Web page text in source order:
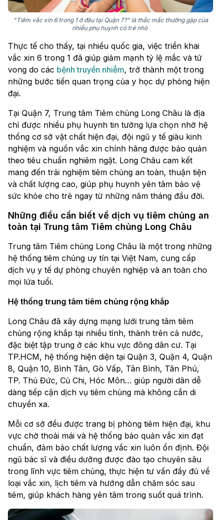
"Tiêm vắc xin 6 trong 1 ở đâu tại Quận 7?" là thắc mắc thường gặp của
nhiều phụ huynh có trẻ nhỏ
Thực tế cho thấy, tại nhiều quốc gia, việc triển khai
vắc xin 6 trong 1 đã giúp giảm mạnh tỷ lệ mắc và tử
vong do các bệnh truyền nhiễm, trở thành một trong
những bước tiến quan trọng của y học dự phòng hiện
đại.
Tại Quận 7, Trung tâm Tiêm chủng Long Châu là địa
chỉ được nhiều phụ huynh tin tưởng lựa chọn nhờ hệ
thống cơ sở vật chất hiện đại, đội ngũ y tế giàu kinh
nghiệm và nguồn vắc xin chính hãng được bảo quản
theo tiêu chuẩn nghiêm ngặt. Long Châu cam kết
mang đến trải nghiệm tiêm chủng an toàn, thuận tiện
và chất lượng cao, giúp phụ huynh yên tâm bảo vệ
sức khỏe cho trẻ ngay từ những năm tháng đầu đời.
Những điều cần biết về dịch vụ tiêm chủng an
toàn tại Trung tâm Tiêm chủng Long Châu
Trung tâm Tiêm chủng Long Châu là một trong những
hệ thống tiêm chủng uy tín tại Việt Nam, cung cấp
dịch vụ y tế dự phòng chuyên nghiệp và an toàn cho
mọi lứa tuổi.
Hệ thống trung tâm tiêm chủng rộng khắp
Long Châu đã xây dựng mạng lưới trung tâm tiêm
chủng rộng khắp tại nhiều tỉnh, thành trên cả nước,
đặc biệt tập trung ở các khu vực đông dân cư. Tại
TP.HCM, hệ thống hiện diện tại Quận 3, Quận 4, Quận
8, Quận 10, Bình Tân, Gò Vấp, Tân Bình, Tân Phú,
TP. Thủ Đức, Củ Chi, Hóc Môn… giúp người dân dễ
dàng tiếp cận dịch vụ tiêm chủng mà không cần di
chuyển xa.
Mỗi cơ sở đều được trang bị phòng tiêm hiện đại, khu
vực chờ thoải mái và hệ thống bảo quản vắc xin đạt
chuẩn, đảm bảo chất lượng vắc xin luôn ổn định. Đội
ngũ bác sĩ và điều dưỡng được đào tạo chuyên sâu
trong lĩnh vực tiêm chủng, thực hiện tư vấn đầy đủ về
loại vắc xin, lịch tiêm và hướng dẫn chăm sóc sau
tiêm, giúp khách hàng yên tâm trong suốt quá trình.